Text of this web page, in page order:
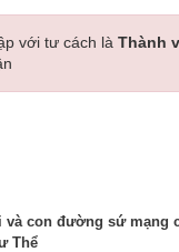
với tư cách là Thành
và con đường sứ mạng
Thể